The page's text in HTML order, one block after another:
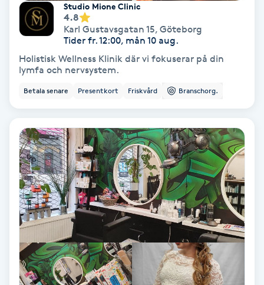
Nagelförstärkning
Nagelklippning
Nagelsvamp
Nageltrång
Nagelvård
Naglar borttagning
Naglar reparation
Naprapati
Studio Mione Clinic
4.8
Karl Gustavsgatan 15, Göteborg
Tider fr. 12:00, mån 10 aug.
Holistisk Wellness Klinik där vi fokuserar på din
lymfa och nervsystem.
Betala senare Presentkort Friskvård Branschorg.